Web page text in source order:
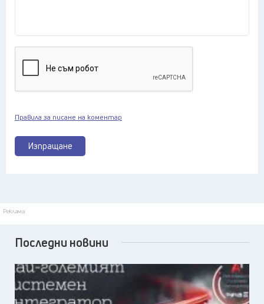
Изпращане
Правила за писане на коментар
Реклама
Последни новини